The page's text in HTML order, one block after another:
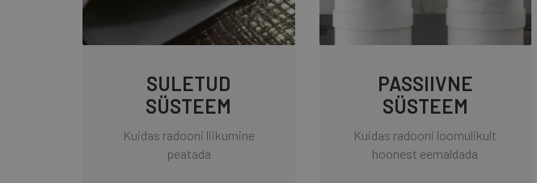
SULETUD
SÜSTEEM
Kuidas radooni liikumine
peatada
PASSIIVNE
SÜSTEEM
Kuidas radooni loomulikult
hoonest eemaldada